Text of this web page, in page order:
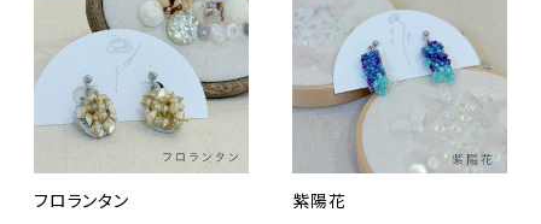
フロランタン
紫陽花